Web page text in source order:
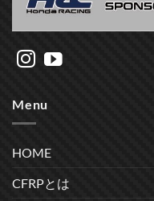
Menu
HOME
CFRPとは